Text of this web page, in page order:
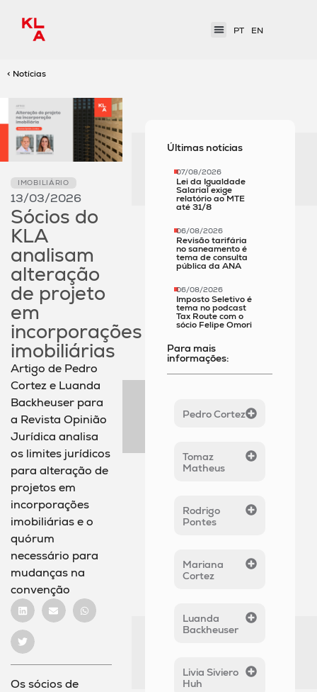
PT EN
< Notícias
IMOBILIÁRIO
13/03/2026
Sócios do
KLA
analisam
alteração
de projeto
em
incorporações
imobiliárias
Artigo de Pedro
Cortez e Luanda
Backheuser para
a Revista Opinião
Jurídica analisa
os limites jurídicos
para alteração de
projetos em
incorporações
imobiliárias e o
quórum
necessário para
mudanças na
convenção
Os sócios de
Últimas notícias
07/08/2026
Lei da Igualdade
Salarial exige
relatório ao MTE
até 31/8
06/08/2026
Revisão tarifária
no saneamento é
tema de consulta
pública da ANA
06/08/2026
Imposto Seletivo é
tema no podcast
Tax Route com o
sócio Felipe Omori
Para mais
informações:
Pedro Cortez
Tomaz
Matheus
Rodrigo
Pontes
Mariana
Cortez
Luanda
Backheuser
Livia Siviero
Huh